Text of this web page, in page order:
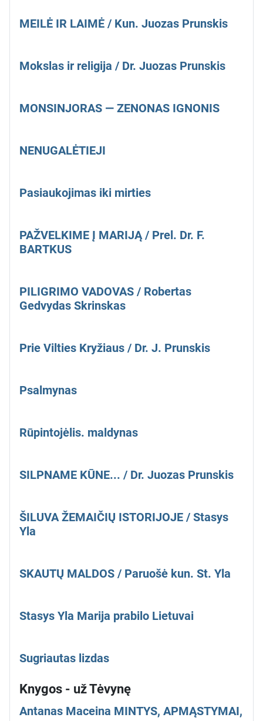
MEILĖ IR LAIMĖ / Kun. Juozas Prunskis
Mokslas ir religija / Dr. Juozas Prunskis
MONSINJORAS — ZENONAS IGNONIS
NENUGALĖTIEJI
Pasiaukojimas iki mirties
PAŽVELKIME Į MARIJĄ / Prel. Dr. F.
BARTKUS
PILIGRIMO VADOVAS / Robertas
Gedvydas Skrinskas
Prie Vilties Kryžiaus / Dr. J. Prunskis
Psalmynas
Rūpintojėlis. maldynas
SILPNAME KŪNE... / Dr. Juozas Prunskis
ŠILUVA ŽEMAIČIŲ ISTORIJOJE / Stasys
Yla
SKAUTŲ MALDOS / Paruošė kun. St. Yla
Stasys Yla Marija prabilo Lietuvai
Sugriautas lizdas
Knygos - už Tėvynę
Antanas Maceina MINTYS, APMĄSTYMAI,